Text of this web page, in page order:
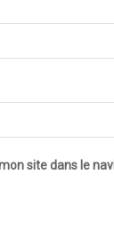
site dans le